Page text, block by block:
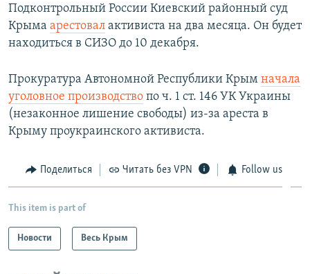
Подконтрольный России Киевский районный суд
Крыма арестовал активиста на два месяца. Он будет
находиться в СИЗО до 10 декабря.
Прокуратура Автономной Республики Крым начала
уголовное производство по ч. 1 ст. 146 УК Украины
(незаконное лишение свободы) из-за ареста в
Крыму проукраинского активиста.
Поделиться Читать без VPN Follow us
This item is part of
Новости Весь Крым